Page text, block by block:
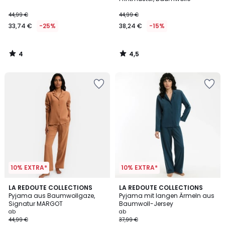
44,99 €
33,74 € -25%
4
/
44,99 €
38,24 € -15%
4,5
/
10% EXTRA*
LA REDOUTE COLLECTIONS
Pyjama aus Baumwollgaze,
Signatur MARGOT
ab
44,99 €
4,1
/ 5
4
Farben
10% EXTRA*
LA REDOUTE COLLECTIONS
Pyjama mit langen Ärmeln aus
Baumwoll-Jersey
ab
37,99 €
4,2
/ 5
2
Farben